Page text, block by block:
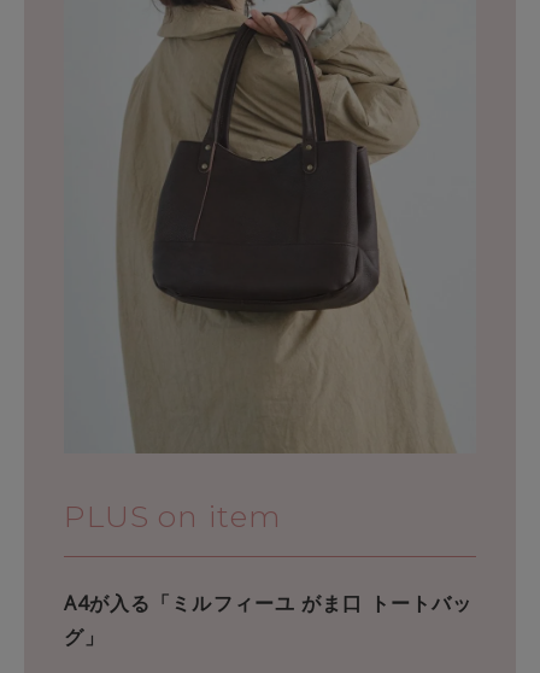
PLUS on item
A4が入る「ミルフィーユ がま口 トートバッ
グ」